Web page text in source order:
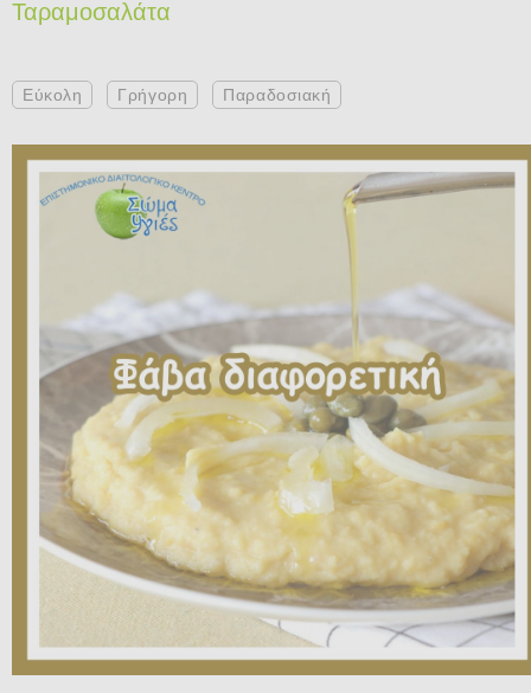
Ταραμοσαλάτα
Εύκολη Γρήγορη Παραδοσιακή